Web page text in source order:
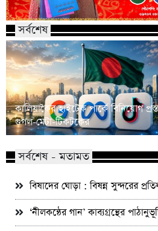
সর্বশেষ
কালিয়াকৈর হাইটেক পার্কে বিনিয়োগ
গুগল-মেটা-টিকটকের
সর্বশেষ - মতামত
বিষাদের ঘোড়া : বিষন্ন সুন্দরের
‘নীলকন্ঠের গান’ কাব্যগ্রন্থের